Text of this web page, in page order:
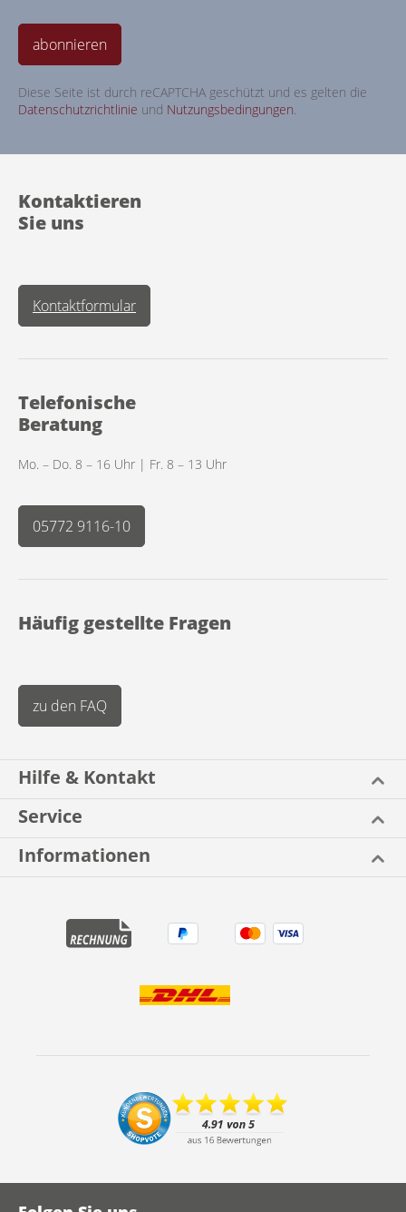
abonnieren
Diese Seite ist durch reCAPTCHA geschützt und es gelten die
Datenschutzrichtlinie und Nutzungsbedingungen.
Kontaktieren
Sie uns
Kontaktformular
Telefonische
Beratung
Mo. – Do. 8 – 16 Uhr | Fr. 8 – 13 Uhr
05772 9116-10
Häufig gestellte Fragen
zu den FAQ
Hilfe & Kontakt
Service
Informationen